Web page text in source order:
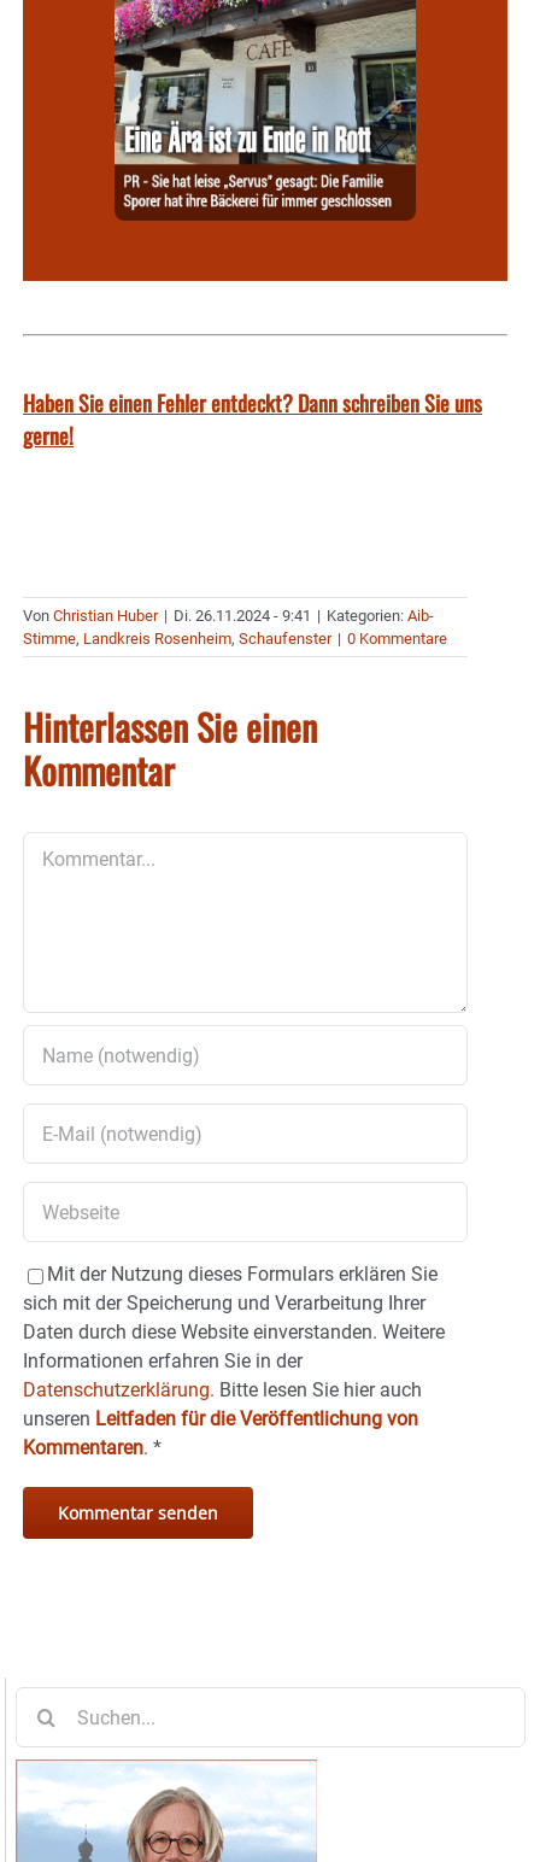
Haben Sie einen Fehler entdeckt? Dann schreiben Sie uns
gerne!
Von Christian Huber | Di. 26.11.2024 - 9:41 | Kategorien: Aib-
Stimme, Landkreis Rosenheim, Schaufenster | 0 Kommentare
Hinterlassen Sie einen
Kommentar
Mit der Nutzung dieses Formulars erklären Sie
sich mit der Speicherung und Verarbeitung Ihrer
Daten durch diese Website einverstanden. Weitere
Informationen erfahren Sie in der
Datenschutzerklärung. Bitte lesen Sie hier auch
unseren Leitfaden für die Veröffentlichung von
Kommentaren. *
nach: